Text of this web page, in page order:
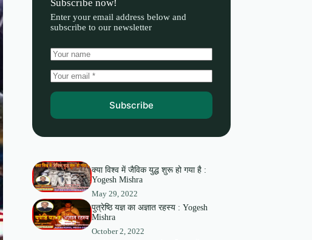
Subscribe now!
Enter your email address below and
subscribe to our newsletter
Subscribe
क्या विश्व में जैविक युद्ध शुरू हो गया है :
Yogesh Mishra
May 29, 2022
पुत्रेष्ठि यज्ञ का अज्ञात रहस्य : Yogesh
Mishra
October 2, 2022